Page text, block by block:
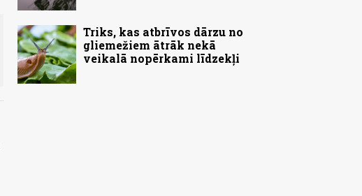
Triks, kas atbrīvos dārzu no
gliemežiem ātrāk nekā
veikalā nopērkami līdzekļi